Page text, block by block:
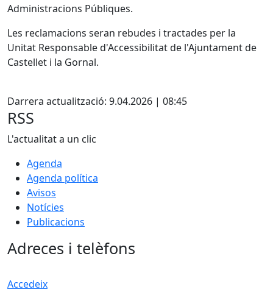
Administracions Públiques.
Les reclamacions seran rebudes i tractades per la
Unitat Responsable d'Accessibilitat de l'Ajuntament de
Castellet i la Gornal.
Darrera actualització: 9.04.2026 | 08:45
RSS
L'actualitat a un clic
Agenda
Agenda política
Avisos
Notícies
Publicacions
Adreces i telèfons
Accedeix